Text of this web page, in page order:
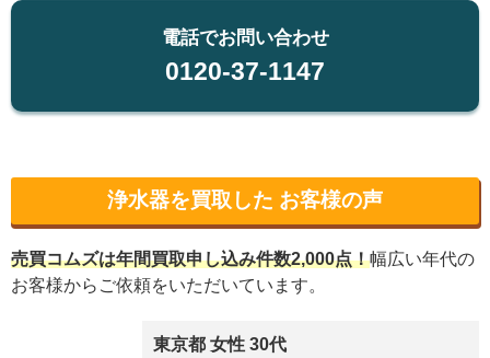
電話でお問い合わせ
0120-37-1147
浄水器を買取した お客様の声
売買コムズは年間買取申し込み件数2,000点！幅広い年代の
お客様からご依頼をいただいています。
東京都 女性 30代